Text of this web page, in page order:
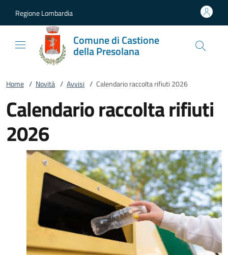
Regione Lombardia
Comune di Castione
della Presolana
Home / Novità / Avvisi / Calendario raccolta rifiuti 2026
Calendario raccolta rifiuti
2026